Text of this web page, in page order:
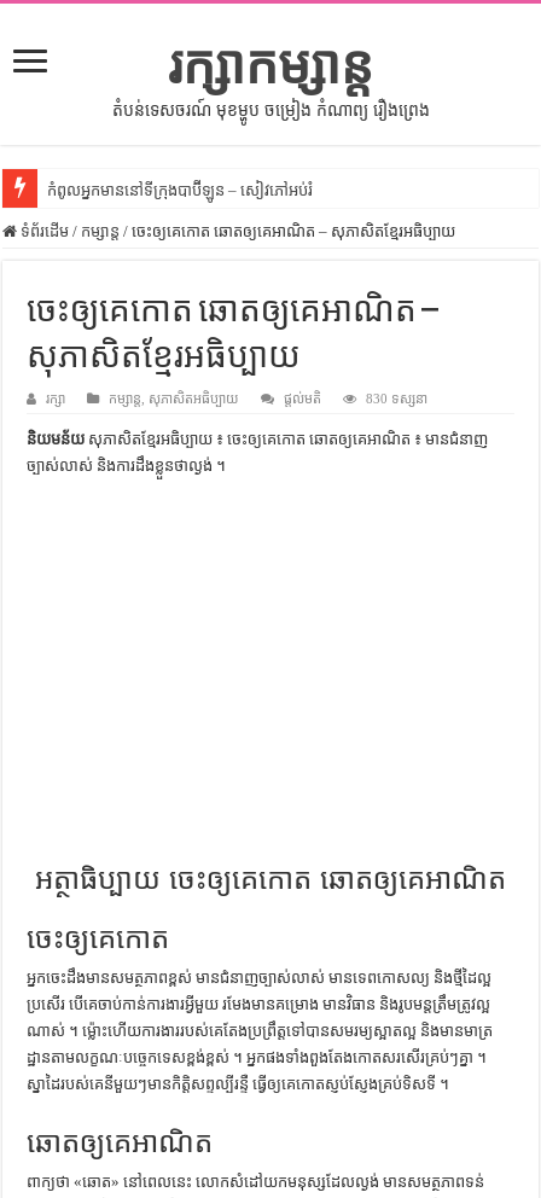
រក្សាកម្សាន្ត
តំបន់ទេសចរណ៍ មុខម្ហូប ចម្រៀង កំណាព្យ រឿងព្រេង
កំពូលអ្នកមាននៅទីក្រុងបាប៊ីឡូន – សៀវភៅអប់រំ
សីលធម៌នៅក្នុងសង្គមខ្មែរ – សៀវភៅចំណេះដឹងទូទៅ
ទំលៀមទម្លាប់ប្រពៃណីជនជាតិចិន – សៀវភៅចំណេះដឹងទូទៅ
ដើមកំណើតអង្គរ – សៀវភៅចំណេះដឹងទូទៅ
ដើមកំណើតជនជាតិខ្មែរ – អត្ថបទស្រាវជ្រាវ
ទំនាក់ទំនងកម្ពុជានិងចិន – សៀវភៅចំណេះដឹងទូទៅ
ព្រះបាទធម្មិក – សៀវភៅចំណេះដឹងទូទៅ
ទំព័រដើម / កម្សាន្ត / ចេះឲ្យគេកោត ឆោតឲ្យគេអាណិត – សុភាសិតខ្មែរអធិប្បាយ
ចេះឲ្យគេកោត ឆោតឲ្យគេអាណិត –
សុភាសិតខ្មែរអធិប្បាយ
រក្សា កម្សាន្ត សុភាសិតអធិប្បាយ ផ្តល់មតិ 830 ទស្សនា
និយមន័យ សុភាសិតខ្មែរអធិប្បាយ ៖ ចេះឲ្យគេកោត ឆោតឲ្យគេអាណិត ៖ មាន​ជំនាញ​
ច្បាស់លាស់ និង​ការ​ដឹង​ខ្លួន​ថា​ល្ងង់ ។
អត្ថាធិប្បាយ ចេះឲ្យគេកោត ឆោតឲ្យគេអាណិត
ចេះឲ្យគេកោត
អ្នក​ចេះ​ដឹង​មាន​សមត្ថភាព​ខ្ពស់ មាន​ជំនាញ​ច្បាស់​លាស់ មាន​ទេពកោសល្យ និង​ថ្មី​ដៃ​ល្អ​
ប្រសើរ បើ​គេ​ចាប់​កាន់​ការងារ​អ្វី​មួយ រមែង​មាន​គម្រោង មាន​វិធាន និង​រូបមន្ត​ត្រឹមត្រូវ​ល្អ​
ណាស់ ។ ម្ល៉ោះ​ហើយ​ការងារ​របស់​គេ​តែង​ប្រព្រឹត្ត​ទៅ​បាន​សមរម្យ​ស្អាត​ល្អ និង​មាន​មាត្រ
ដ្ឋាន​តាម​លក្ខណៈ​បច្ចេកទេស​ខ្ពង់ខ្ពស់ ។ អ្នកផង​ទាំងពួង​តែង​កោត​សរសើរ​គ្រប់ៗ​គ្នា ។
ស្នាដៃ​របស់​គេ​នីមួយៗ​មាន​កិត្តិសព្ទ​ល្បី​រន្ទឺ ធ្វើ​ឲ្យ​គេ​កោត​ស្ញប់ស្ញែង​គ្រប់​ទិសទី ។
ឆោតឲ្យគេអាណិត
ពាក្យ​ថា «ឆោត» នៅ​ពេល​នេះ លោក​សំដៅ​យក​មនុស្ស​ដែល​ល្ងង់ មាន​សមត្ថភាព​ទន់​